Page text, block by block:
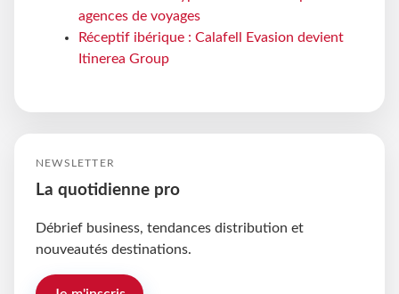
agences de voyages
Réceptif ibérique : Calafell Evasion devient
Itinerea Group
NEWSLETTER
La quotidienne pro
Débrief business, tendances distribution et
nouveautés destinations.